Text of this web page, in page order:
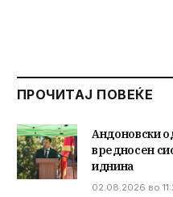
ПРОЧИТАЈ ПОВЕЌЕ
Андоновски
вредносен
иднина
02.08.2026 во